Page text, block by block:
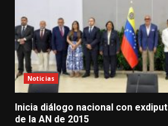
Noticias
Inicia diálogo nacional con
de la AN de 2015